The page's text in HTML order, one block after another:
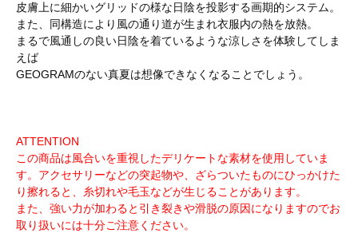
皮膚上に細かいグリッドの様な日陰を投影する画期的システム。
また、同構造により風の通り道が生まれ衣服内の熱を放熱。
まるで風通しの良い日陰を着ているような涼しさを体験してしま
えば
GEOGRAMのない真夏は想像できなくなることでしょう。
ATTENTION
この商品は風合いを重視したデリケートな素材を使用していま
す。アクセサリーなどの突起物や、ざらついたものにひっかけた
り擦れると、糸切れや毛玉などが生じることがあります。
また、強い力が加わると引き裂きや滑脱の原因になりますのでお
取り扱いには十分ご注意ください。